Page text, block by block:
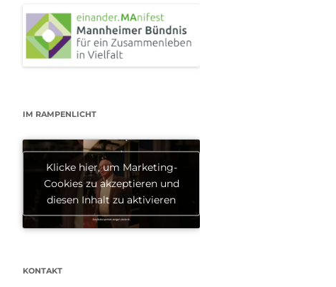
IM RAMPENLICHT
Klicke hier, um Marketing-
Cookies zu akzeptieren und
diesen Inhalt zu aktivieren
KONTAKT